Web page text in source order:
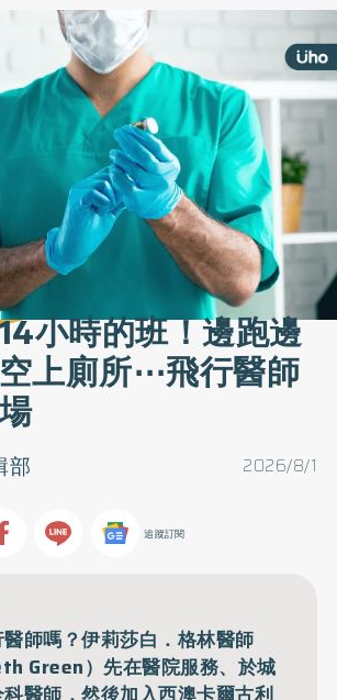
小時的班！邊跑邊
上廁所⋯飛行醫師
2026/8/1
部
追蹤訂閱
師嗎？伊莉莎白．格林醫師
Green）先在醫院服務、於城